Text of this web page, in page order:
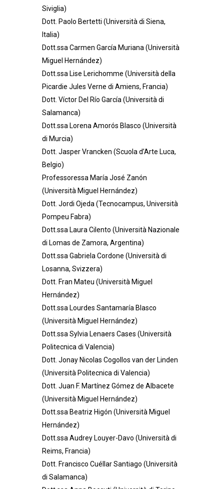
Siviglia)
Dott. Paolo Bertetti (Università di Siena,
Italia)
Dott.ssa Carmen García Muriana (Università
Miguel Hernández)
Dott.ssa Lise Lerichomme (Università della
Picardie Jules Verne di Amiens, Francia)
Dott. Víctor Del Río García (Università di
Salamanca)
Dott.ssa Lorena Amorós Blasco (Università
di Murcia)
Dott. Jasper Vrancken (Scuola d’Arte Luca,
Belgio)
Professoressa María José Zanón
(Università Miguel Hernández)
Dott. Jordi Ojeda (Tecnocampus, Università
Pompeu Fabra)
Dott.ssa Laura Cilento (Università Nazionale
di Lomas de Zamora, Argentina)
Dott.ssa Gabriela Cordone (Università di
Losanna, Svizzera)
Dott. Fran Mateu (Università Miguel
Hernández)
Dott.ssa Lourdes Santamaría Blasco
(Università Miguel Hernández)
Dott.ssa Sylvia Lenaers Cases (Università
Politecnica di Valencia)
Dott. Jonay Nicolas Cogollos van der Linden
(Università Politecnica di Valencia)
Dott. Juan F. Martínez Gómez de Albacete
(Università Miguel Hernández)
Dott.ssa Beatriz Higón (Università Miguel
Hernández)
Dott.ssa Audrey Louyer-Davo (Università di
Reims, Francia)
Dott. Francisco Cuéllar Santiago (Università
di Salamanca)